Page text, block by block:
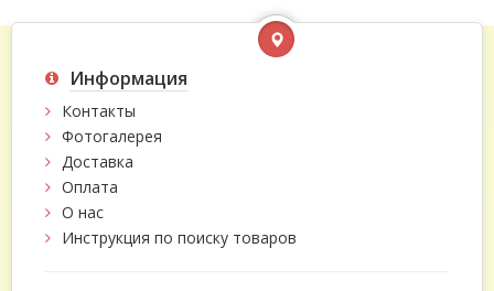
Информация
Контакты
Фотогалерея
Доставка
Оплата
О нас
Инструкция по поиску товаров